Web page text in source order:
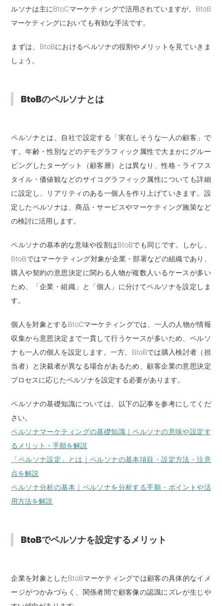
ルソナは主にBtoCマーケティングで活用されていますが、BtoB
マーケティングにおいても有効な手法です。
まずは、BtoBにおけるペルソナの役割やメリットを見ていきま
しょう。
BtoBのペルソナとは
ペルソナとは、自社で設定する「実在しそうな一人の顧客」で
す。年齢・性別などのデモグラフィック属性で大まかにグルー
ピングしたターゲット（顧客層）とは異なり、性格・ライフス
タイル・価値観などのサイコグラフィック属性についても詳細
に設定し、リアリティのある一個人を作り上げていきます。設
定したペルソナは、商品・サービスやマーケティング施策など
の検討に活用します。
ペルソナの基本的な意味や役割はBtoBでも同じです。しかし、
BtoBではマーケティング対象が企業・部署などの組織であり、
購入や契約の意思決定に関わる人物が複数人いるケースが多い
ため、「企業・組織」と「個人」に分けてペルソナを設定しま
す。
個人を対象とするBtoCマーケティングでは、一人の人物が情報
収集から意思決定まで一貫して行うケースが多いため、ペルソ
ナも一人の個人を設定します。一方、BtoBでは購入検討者（担
当者）と決裁者が異なる場合があるため、顧客企業の意思決定
プロセスに応じたペルソナを設定する必要があります。
ペルソナの基礎知識については、以下の記事を参考にしてくだ
さい。
ペルソナマーケティングの基礎知識｜ペルソナの意味や設定す
るメリット・手順を解説
「ペルソナ設定」とは｜ペルソナの基本項目・設定方法・注意
点を解説
ペルソナ分析の基本｜ペルソナを分析する手順・ポイントや活
用方法を解説
BtoBでペルソナを設定するメリット
企業を対象としたBtoBマーケティングでは顧客の具体的なイメ
ージがつかみづらく、関係者間で顧客像の認識にズレが生じや